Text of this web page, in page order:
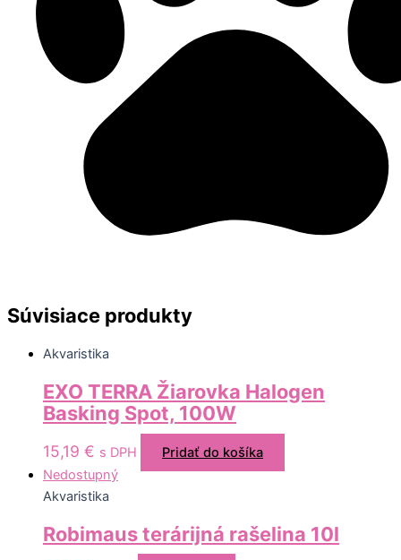
Súvisiace produkty
Akvaristika
EXO TERRA Žiarovka Halogen
Basking Spot, 100W
15,19 € s DPH
Pridať do košíka
Nedostupný
Akvaristika
Robimaus terárijná rašelina 10l